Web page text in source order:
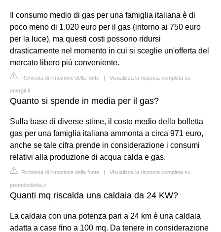
Il consumo medio di gas per una famiglia italiana è di
poco meno di 1.020 euro per il gas (intorno ai 750 euro
per la luce), ma questi costi possono ridursi
drasticamente nel momento in cui si sceglie un'offerta del
mercato libero più conveniente.
Richiesta di rimozione della fonte | Visualizza la risposta completa su
energit.it
Quanto si spende in media per il gas?
Sulla base di diverse stime, il costo medio della bolletta
gas per una famiglia italiana ammonta a circa 971 euro,
anche se tale cifra prende in considerazione i consumi
relativi alla produzione di acqua calda e gas.
Richiesta di rimozione della fonte | Visualizza la risposta completa su
prontobolletta.it
Quanti mq riscalda una caldaia da 24 KW?
La caldaia con una potenza pari a 24 km è una caldaia
adatta a case fino a 100 mq. Da tenere in considerazione